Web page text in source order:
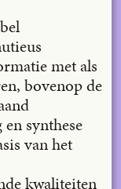
met als
bovenop de
synthese
van het
kwaliteiten